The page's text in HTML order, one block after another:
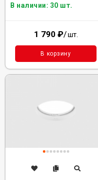
В наличии: 30 шт.
1 790 ₽/шт.
В корзину